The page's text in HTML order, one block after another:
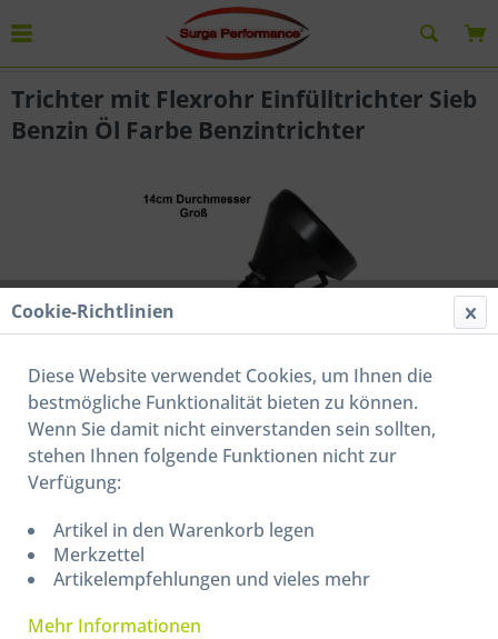
Kraftstofftrichter / Trichter
Trichter mit Flexrohr Einfülltrichter Sieb
Benzin Öl Farbe Benzintrichter
Menge
ab 10
ab 20
Cookie-Richtlinien
Diese Website verwendet Cookies, um Ihnen die
bestmögliche Funktionalität bieten zu können.
Wenn Sie damit nicht einverstanden sein sollten,
stehen Ihnen folgende Funktionen nicht zur
Verfügung:
Artikel in den Warenkorb legen
Merkzettel
Artikelempfehlungen und vieles mehr
Mehr Informationen